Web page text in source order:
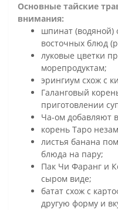
Основные тайские
внимания:
шпинат (водяной)
восточных блюд
луковые цветки
морепродуктам;
эрингиум схож с
Галанговый
приготовлении
Ча-ом добавляют
корень Таро
листья банана
блюда на пару;
Пак Чи Фаранг и
сыром виде;
батат схож с
другую форму и